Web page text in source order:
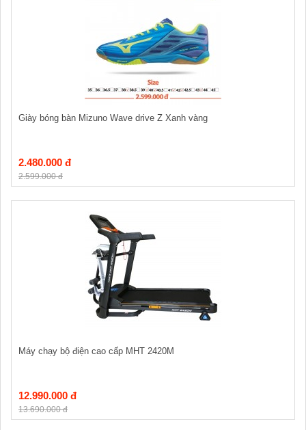
Giày bóng bàn Mizuno Wave drive Z Xanh vàng
2.480.000 đ
2.599.000 đ
Máy chạy bộ điện cao cấp MHT 2420M
12.990.000 đ
13.690.000 đ